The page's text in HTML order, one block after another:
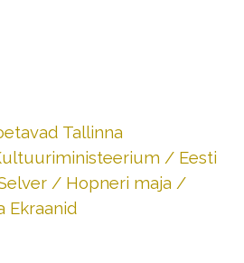
Tallinna
/ Eesti
/ Hopneri maja /
Ekraanid